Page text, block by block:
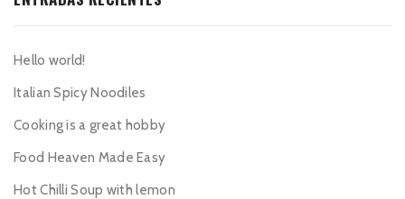
Hello world!
Italian Spicy Noodiles
Cooking is a great hobby
Food Heaven Made Easy
Hot Chilli Soup with lemon